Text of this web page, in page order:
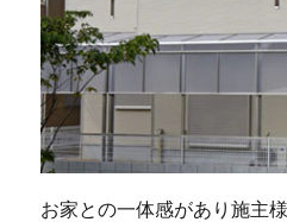
お家との一体感があり施主